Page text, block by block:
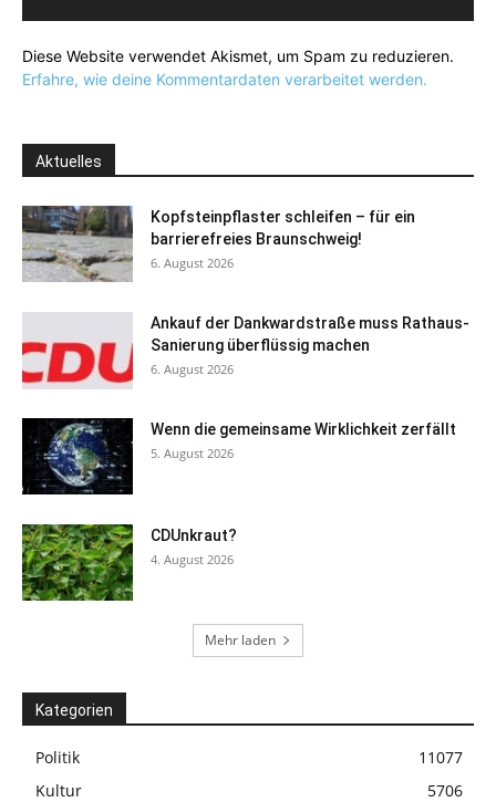
Diese Website verwendet Akismet, um Spam zu reduzieren.
Erfahre, wie deine Kommentardaten verarbeitet werden.
Aktuelles
Kopfsteinpflaster schleifen – für ein
barrierefreies Braunschweig!
6. August 2026
Ankauf der Dankwardstraße muss Rathaus-
Sanierung überflüssig machen
6. August 2026
Wenn die gemeinsame Wirklichkeit zerfällt
5. August 2026
CDUnkraut?
4. August 2026
Mehr laden
Kategorien
Politik
11077
Kultur
5706